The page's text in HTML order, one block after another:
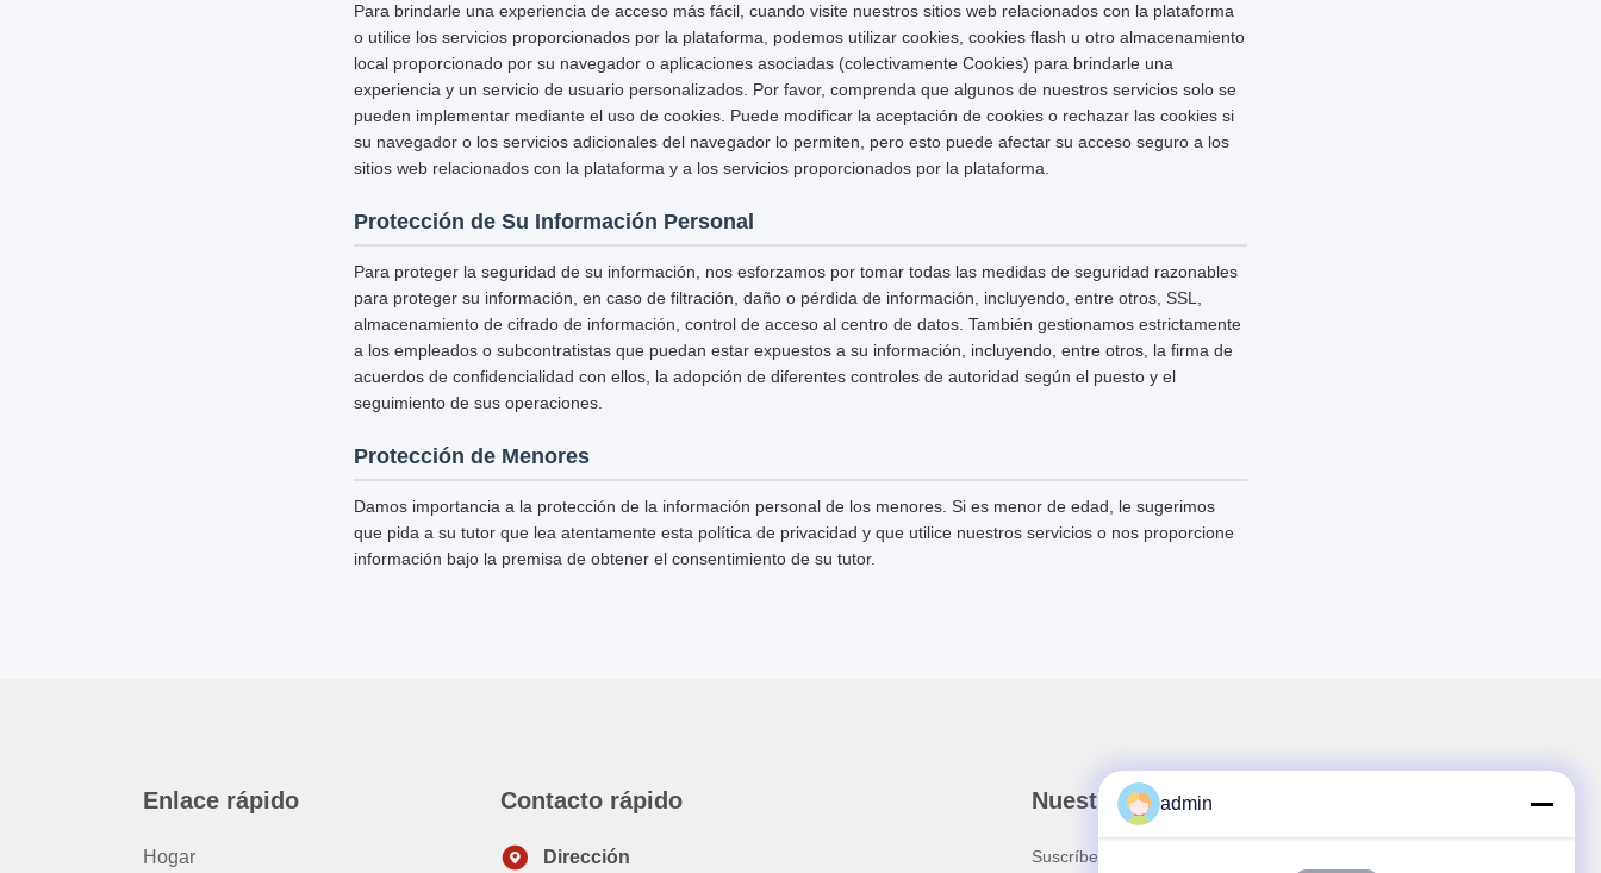
Para brindarle una experiencia de acceso más fácil, cuando visite nuestros sitios web relacionados con la plataforma
o utilice los servicios proporcionados por la plataforma, podemos utilizar cookies, cookies flash u otro almacenamiento
local proporcionado por su navegador o aplicaciones asociadas (colectivamente Cookies) para brindarle una
experiencia y un servicio de usuario personalizados. Por favor, comprenda que algunos de nuestros servicios solo se
pueden implementar mediante el uso de cookies. Puede modificar la aceptación de cookies o rechazar las cookies si
su navegador o los servicios adicionales del navegador lo permiten, pero esto puede afectar su acceso seguro a los
sitios web relacionados con la plataforma y a los servicios proporcionados por la plataforma.
Protección de Su Información Personal
Para proteger la seguridad de su información, nos esforzamos por tomar todas las medidas de seguridad razonables
para proteger su información, en caso de filtración, daño o pérdida de información, incluyendo, entre otros, SSL,
almacenamiento de cifrado de información, control de acceso al centro de datos. También gestionamos estrictamente
a los empleados o subcontratistas que puedan estar expuestos a su información, incluyendo, entre otros, la firma de
acuerdos de confidencialidad con ellos, la adopción de diferentes controles de autoridad según el puesto y el
seguimiento de sus operaciones.
Protección de Menores
Damos importancia a la protección de la información personal de los menores. Si es menor de edad, le sugerimos
que pida a su tutor que lea atentamente esta política de privacidad y que utilice nuestros servicios o nos proporcione
información bajo la premisa de obtener el consentimiento de su tutor.
Enlace rápido
Hogar
Contacto rápido
Dirección
Nuestro boletín
Suscríbete a nuestro boletín para obtener descuentos y
admin